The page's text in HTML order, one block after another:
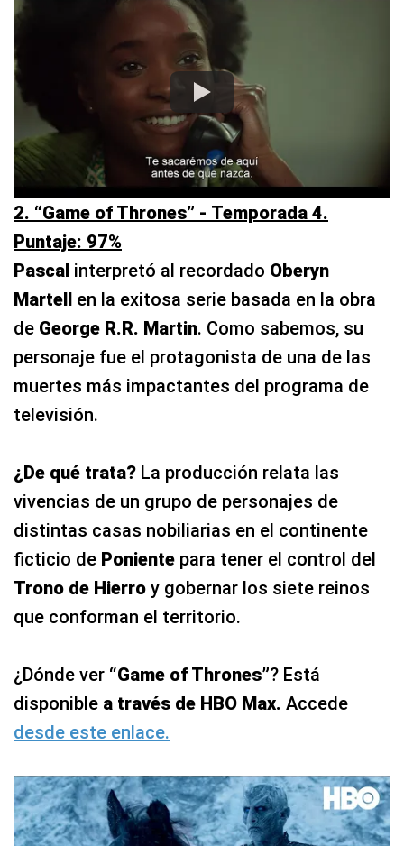
2. “Game of Thrones” - Temporada 4.
Puntaje: 97%
Pascal interpretó al recordado Oberyn
Martell en la exitosa serie basada en la obra
de George R.R. Martin. Como sabemos, su
personaje fue el protagonista de una de las
muertes más impactantes del programa de
televisión.
¿De qué trata? La producción relata las
vivencias de un grupo de personajes de
distintas casas nobiliarias en el continente
ficticio de Poniente para tener el control del
Trono de Hierro y gobernar los siete reinos
que conforman el territorio.
¿Dónde ver “Game of Thrones”? Está
disponible a través de HBO Max. Accede
desde este enlace.